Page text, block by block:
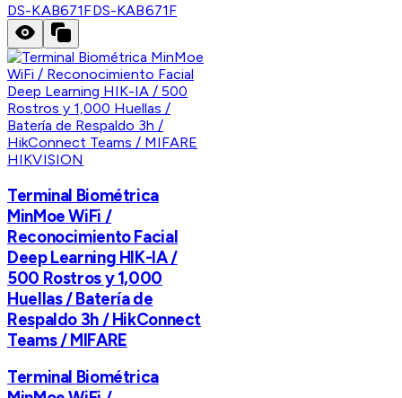
DS-KAB671FDS-KAB671F
HIKVISION
Terminal Biométrica
MinMoe WiFi /
Reconocimiento Facial
Deep Learning HIK-IA /
500 Rostros y 1,000
Huellas / Batería de
Respaldo 3h / HikConnect
Teams / MIFARE
Terminal Biométrica